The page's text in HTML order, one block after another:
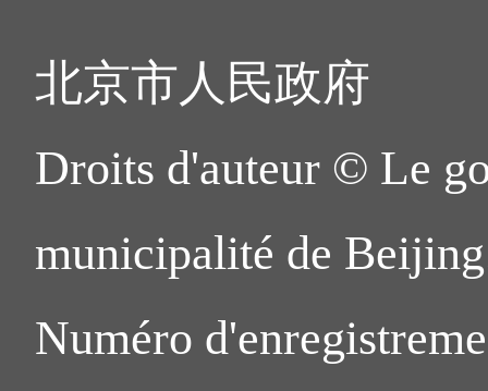
北京市人民政府
Droits d'auteur © Le
municipalité de
Numéro